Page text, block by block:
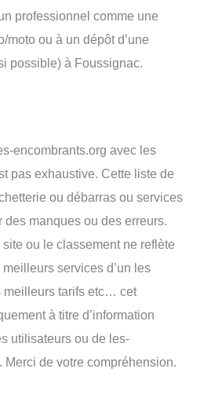
professionnel comme une
moto ou à un dépôt d’une
possible) à Foussignac.
encombrants.org avec les
pas exhaustive. Cette liste de
ou débarras ou services
des manques ou des erreurs.
site ou le classement ne reflète
services d’un les
meilleurs tarifs etc… cet
à titre d’information
utilisateurs ou de les-
Merci de votre compréhension.